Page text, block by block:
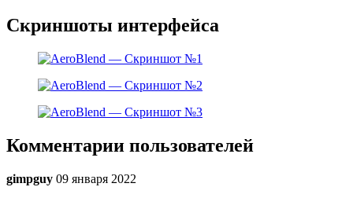
Скриншоты интерфейса
Комментарии пользователей
gimpguy 09 января 2022